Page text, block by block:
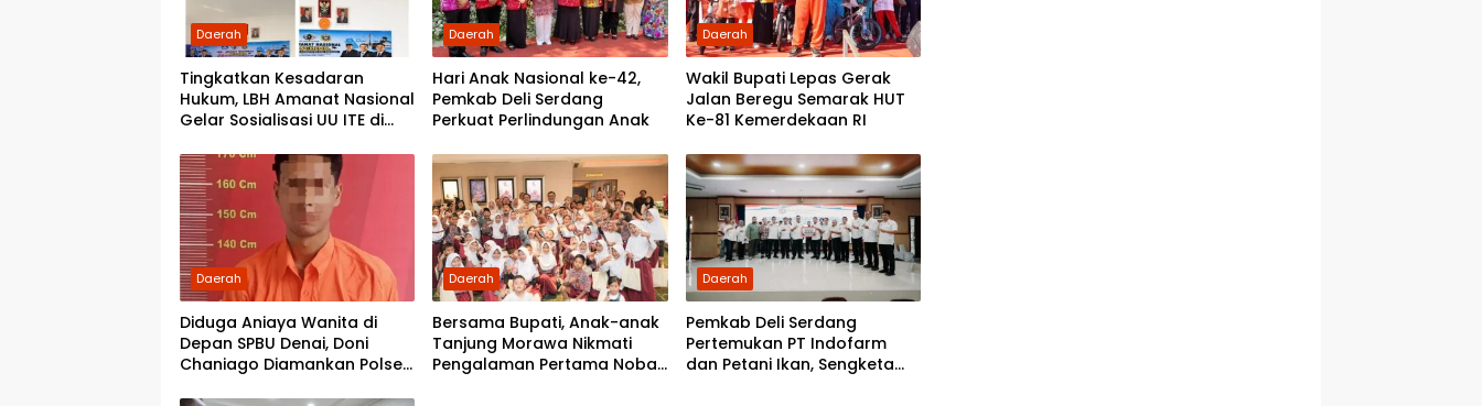
Daerah
Tingkatkan Kesadaran
Hukum, LBH Amanat Nasional
Gelar Sosialisasi UU ITE di
Daerah
Hari Anak Nasional ke-42,
Pemkab Deli Serdang
Perkuat Perlindungan Anak
Daerah
Wakil Bupati Lepas Gerak
Jalan Beregu Semarak HUT
Ke-81 Kemerdekaan RI
Daerah
Diduga Aniaya Wanita di
Depan SPBU Denai, Doni
Chaniago Diamankan Polsek
Daerah
Bersama Bupati, Anak-anak
Tanjung Morawa Nikmati
Pengalaman Pertama Nobar
Daerah
Pemkab Deli Serdang
Pertemukan PT Indofarm
dan Petani Ikan, Sengketa